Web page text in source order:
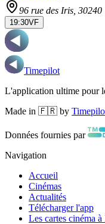
96 rue des Iris , 30240
19:30VF
Timepilot
L'application ultime pour
Made in 🇫🇷 by
Données fournies par
Navigation
Accueil
Cinémas
Actualités
Télécharger l'app
Les cartes cinéma à